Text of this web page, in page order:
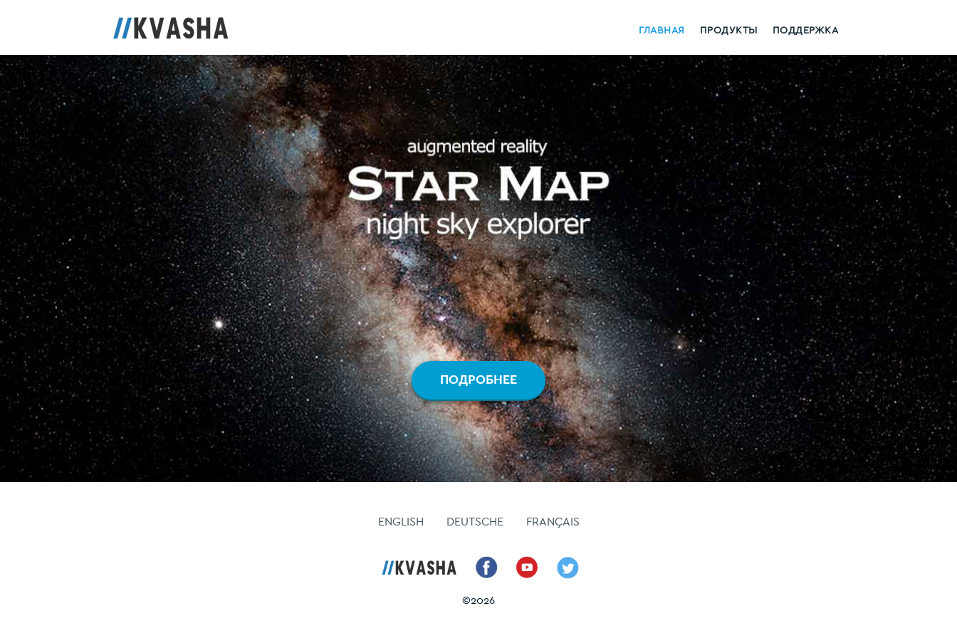
ГЛАВНАЯ ПРОДУКТЫ ПОДДЕРЖКА
ПОДРОБНЕЕ
ENGLISH DEUTSCHE FRANÇAIS
©2026